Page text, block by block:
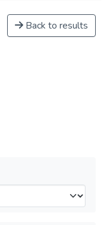
Back to results